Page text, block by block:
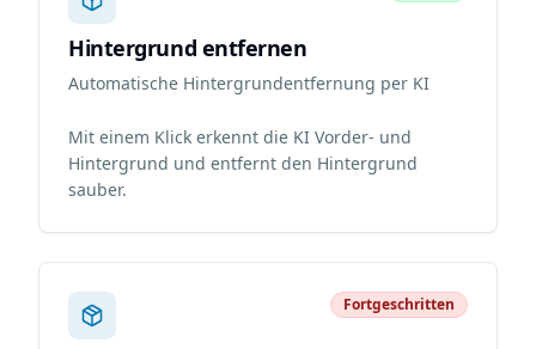
Hintergrund entfernen
Automatische Hintergrundentfernung per KI
Mit einem Klick erkennt die KI Vorder- und
Hintergrund und entfernt den Hintergrund
sauber.
Fortgeschritten